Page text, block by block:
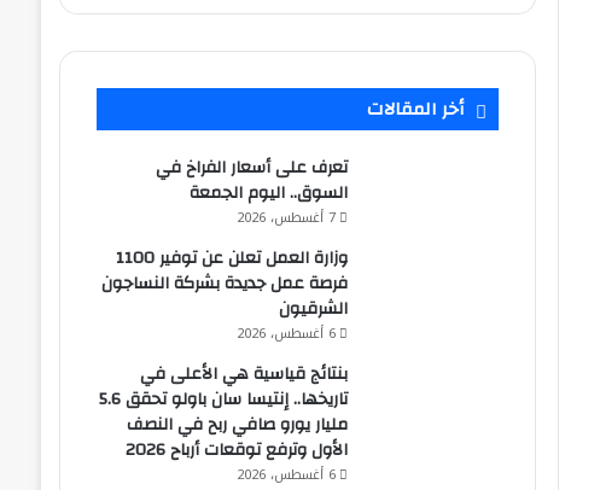
أخر المقالات
تعرف على أسعار الفراخ في
السوق.. اليوم الجمعة
7 أغسطس، 2026
وزارة العمل تعلن عن توفير 1100
فرصة عمل جديدة بشركة النساجون
الشرقيون
6 أغسطس، 2026
بنتائج قياسية هي الأعلى في
تاريخها.. إنتيسا سان باولو تحقق 5.6
مليار يورو صافي ربح في النصف
الأول وترفع توقعات أرباح 2026
6 أغسطس، 2026